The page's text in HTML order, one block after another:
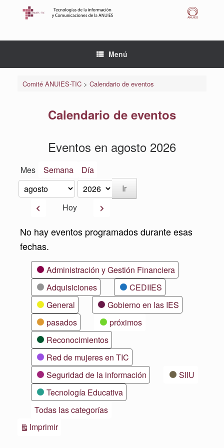
Menú
Comité ANUIES-TIC> Calendario de eventos
Calendario de eventos
Eventos en agosto 2026
Mes Semana Día
Mes
Año
AnteriorHoy Siguiente
No hay eventos programados durante esas
fechas.
CategoríasAdministración y Gestión Financiera
Adquisiciones
CEDIIES
General
Gobierno en las IES
pasados
próximos
Reconocimientos
Red de mujeres en TIC
Seguridad de la información
SIIU
Tecnología Educativa
Todas las categorías
ImprimirVistas